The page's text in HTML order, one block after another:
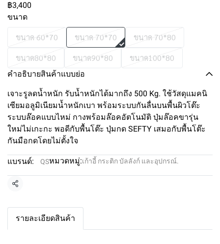
฿3,400
ขนาด
ขนาด 60*70 ขนาด 70*70
ขนาด 70*80
ขนาด80*80
ขนาด90*80 ขนาด100*80
คำอธิบายสินค้าแบบย่อ
เจาะรูลดน้ำหนัก รับน้ำหนักได้มากถึง 500 Kg. ใช้วัสดุแมคนิ
เซียมอลูมิเนียมน้ำหนักเบา พร้อมระบบกันลื่นบนพื้นผิวโต๊ะ
ระบบล๊อคแบบไหม่ กางพร้อมล๊อคอัตโนมัติ ปุ่มล๊อคขารุ่น
ใหม่ไม่เกะกะ พอดีกับพื้นโต๊ะ ปุ่มกด SEFTY เสมอกับพื้นโต๊ะ
กันมือกดโดยไม่ตั้งใจ
แบรนด์: QSหมวดหมู่:เก้าอี้ กระติก บัลลังก์ และอุปกรณ์.
แชร์
รายละเอียดสินค้า